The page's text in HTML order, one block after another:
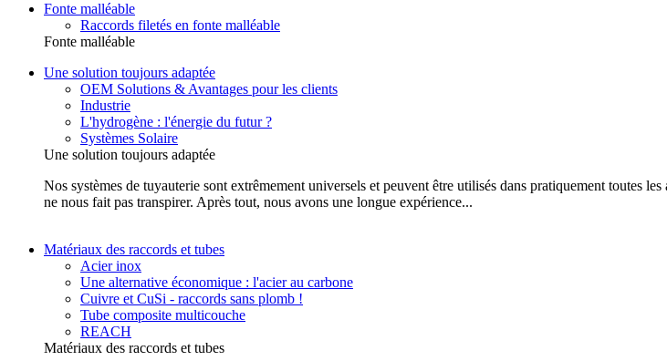
Fonte malléable
Raccords filetés en fonte malléable
Fonte malléable
Une solution toujours adaptée
OEM Solutions & Avantages pour les clients
Industrie
L'hydrogène : l'énergie du futur ?
Systèmes Solaire
Une solution toujours adaptée
Nos systèmes de tuyauterie sont extrêmement universels et peuvent être utilisés dans pratiquement toutes
ne nous fait pas transpirer. Après tout, nous avons une longue expérience...
Matériaux des raccords et tubes
Acier inox
Une alternative économique : l'acier au carbone
Cuivre et CuSi - raccords sans plomb !
Tube composite multicouche
REACH
Matériaux des raccords et tubes